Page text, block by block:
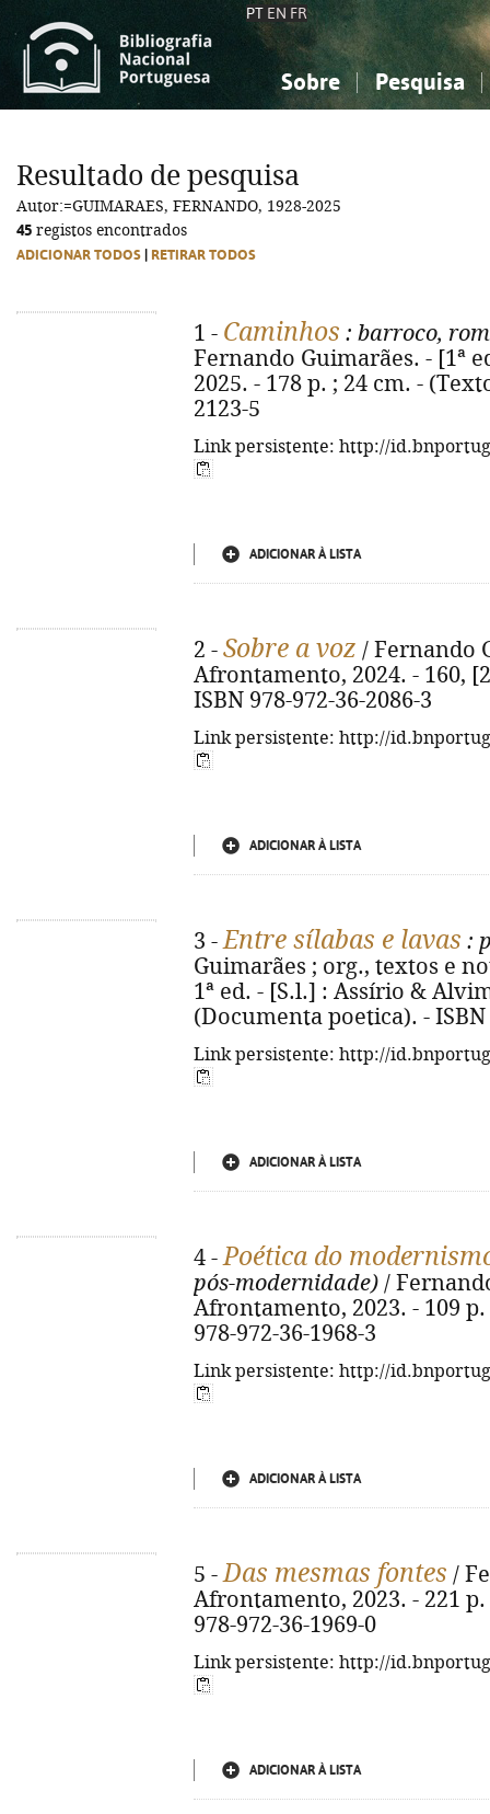
PT EN FR
Sobre Pesquisa
Ciências sociais...
Ciências sociais...
Resultado de pesquisa
Autor:=GUIMARAES, FERNANDO, 1928-2025
45 registos encontrados
ADICIONAR TODOS RETIRAR TODOS
1 - Caminhos : barroco,
Fernando Guimarães. - [1ª
2025. - 178 p. ; 24 cm. -
2123-5
Link persistente: http://
ADICIONAR À LISTA
2 - Sobre a voz / Fernando
Afrontamento, 2024. - 160,
ISBN 978-972-36-2086-3
Link persistente: http://
ADICIONAR À LISTA
3 -Entre sílabas e lavas :
Guimarães ; org., textos e
1ª ed. - [S.l.] : Assírio &
(Documenta poetica). - ISBN
Link persistente: http://
ADICIONAR À LISTA
4 -Poética do
pós-modernidade) /
Afrontamento, 2023. - 109 p.
978-972-36-1968-3
Link persistente: http://
ADICIONAR À LISTA
5 -Das mesmas fontes /
Afrontamento, 2023. - 221 p.
978-972-36-1969-0
Link persistente: http://
ADICIONAR À LISTA